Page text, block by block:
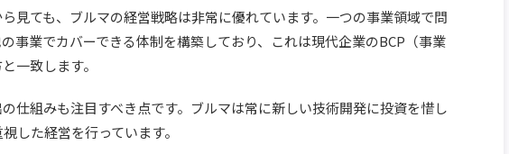
見ても、ブルマの経営戦略は非常に優れています。一つの事業領域で問
事業でカバーできる体制を構築しており、これは現代企業のBCP（事業
一致します。
仕組みも注目すべき点です。ブルマは常に新しい技術開発に投資を惜し
した経営を行っています。